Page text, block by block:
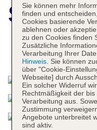
Das bietet
Sie können mehr
finden und
Cookies basierende
ablehnen oder
zu den Cookies finden
Zusätzliche
Verarbeitung Ihrer
Hinweis. Sie können
über "Cookie-
Webseite] durch
Ein solcher Widerruf
Rechtmäßigkeit der
Verarbeitung aus.
Zustimmung
Angebote unterbreitet
sind aktiv.